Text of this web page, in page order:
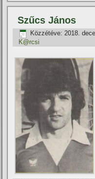
Szűcs János
Közzétéve: 2018.
K@rcsi